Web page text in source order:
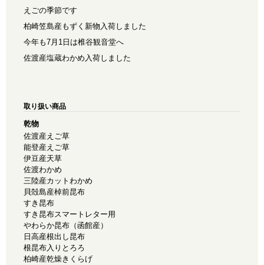
えごの季節です
柏崎笠島産もずく新物入荷しました
今年も7月1日は椎谷観音堂へ
佐渡産塩蔵わかめ入荷しました
取り扱い商品
乾物
佐渡産えご草
能登産えご草
伊豆産天草
佐渡わかめ
三陸産カットわかめ
貝殻島産棹前昆布
すき昆布
すき昆布スマートレター用
やわらか昆布（函館産）
日高産根出し昆布
根昆布入りとろろ
柏崎産乾燥きくらげ